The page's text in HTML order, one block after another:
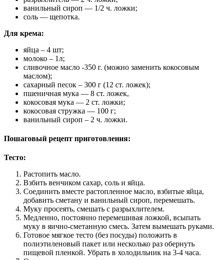
ванильный сироп — 1/2 ч. ложки;
соль — щепотка.
Для крема:
яйца – 4 шт;
молоко – 1л;
сливочное масло -350 г. (можно заменить кокосовым
маслом);
сахарный песок – 300 г (12 ст. ложек);
пшеничная мука — 8 ст. ложек,
кокосовая мука — 2 ст. ложки;
кокосовая стружка — 100 г;
ванильный сироп – 2 ч. ложки.
Пошаговый рецепт приготовления:
Тесто:
Растопить масло.
Взбить венчиком сахар, соль и яйца.
Соединить вместе растопленное масло, взбитые яйца,
добавить сметану и ванильный сироп, перемешать.
Муку просеять, смешать с разрыхлителем.
Медленно, постоянно перемешивая ложкой, всыпать
муку в яично-сметанную смесь. Затем вымешать руками.
Готовое мягкое тесто (без посуды) положить в
полиэтиленовый пакет или несколько раз обернуть
пищевой пленкой. Убрать в холодильник на 3-4 часа.